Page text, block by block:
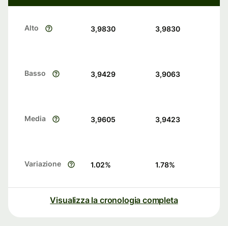
Alto 3,9830 3,9830
Basso 3,9429 3,9063
Media 3,9605 3,9423
Variazione 1.02% 1.78%
Visualizza la cronologia completa